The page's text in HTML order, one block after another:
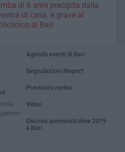
di 6 anni precipita dalla
di casa: è grave al
di Bari
Agenda eventi di Bari
Segnalazioni iReport
Previsioni meteo
Video
Elezioni amministrative 2019
a Bari